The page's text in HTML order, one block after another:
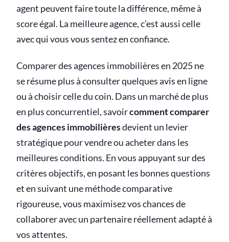
agent peuvent faire toute la différence, même à
score égal. La meilleure agence, c’est aussi celle
avec qui vous vous sentez en confiance.
Comparer des agences immobilières en 2025 ne
se résume plus à consulter quelques avis en ligne
ou à choisir celle du coin. Dans un marché de plus
en plus concurrentiel, savoircomment comparer
des agences immobilièresdevient un levier
stratégique pour vendre ou acheter dans les
meilleures conditions. En vous appuyant sur des
critères objectifs, en posant les bonnes questions
et en suivant une méthode comparative
rigoureuse, vous maximisez vos chances de
collaborer avec un partenaire réellement adapté à
vos attentes.